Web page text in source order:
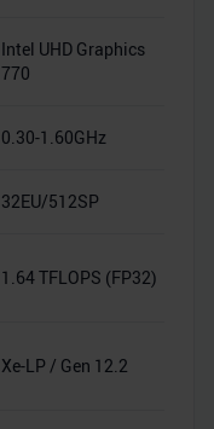
Intel UHD Graphics
770
0.30-1.60GHz
32EU/512SP
1.64 TFLOPS (FP32)
Xe-LP / Gen 12.2